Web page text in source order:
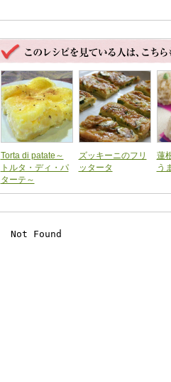
Torta di patate～
トルタ・ディ・パ
ターテ～
ズッキーニのフリ
ッタータ
蓮
う